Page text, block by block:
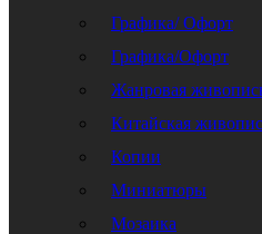
Графика/ Офорт
Графика/Офорт
Жанровая
Китайская
Копии
Миниатюры
Мозаика